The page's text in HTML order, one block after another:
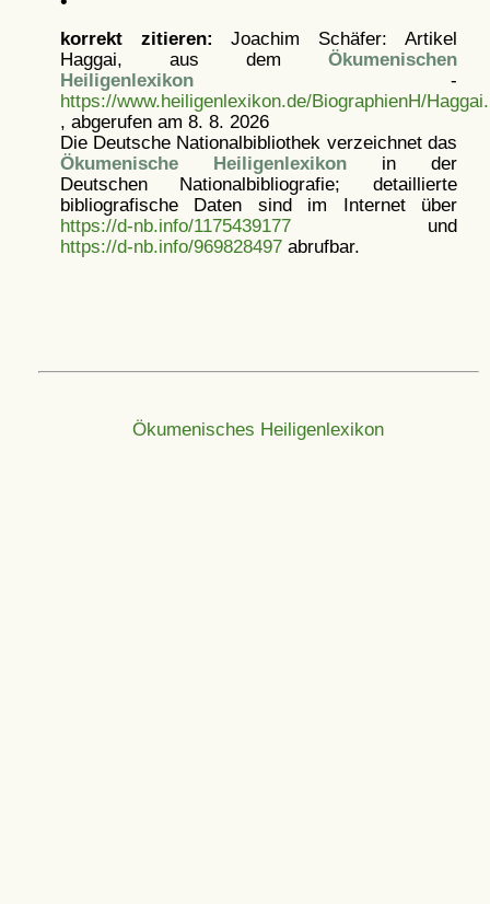
korrekt zitieren: Joachim Schäfer: Artikel
Haggai, aus dem Ökumenischen
Heiligenlexikon-
https://www.heiligenlexikon.de/BiographienH/
, abgerufen am 8. 8. 2026
Die Deutsche Nationalbibliothek verzeichnet das
Ökumenische Heiligenlexikonin der
Deutschen Nationalbibliografie; detaillierte
bibliografische Daten sind im Internet über
https://d-nb.info/1175439177und
https://d-nb.info/969828497abrufbar.
Ökumenisches Heiligenlexikon